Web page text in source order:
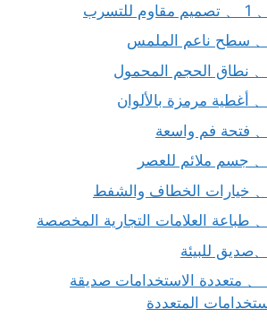
10 、 متعددة الاستخدامات صديقة
المتعددة